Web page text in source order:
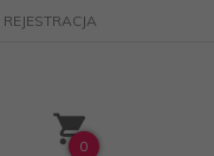
REJESTRACJA
0